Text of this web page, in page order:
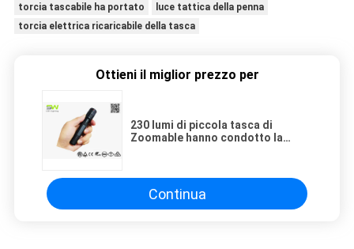
torcia tascabile ha portato
luce tattica della penna
torcia elettrica ricaricabile della tasca
Ottieni il miglior prezzo per
230 lumi di piccola tasca di
Zoomable hanno condotto la
Continua